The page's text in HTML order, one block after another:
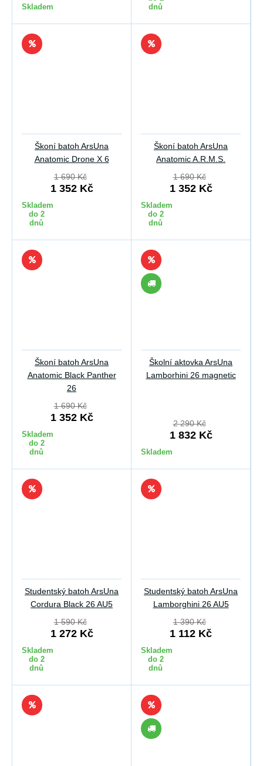
Skladem
dnů
Škoní batoh ArsUna
Anatomic Drone X 6
1 690 Kč
1 352 Kč
Skladem
do 2
dnů
Škoní batoh ArsUna
Anatomic A.R.M.S.
1 690 Kč
1 352 Kč
Skladem
do 2
dnů
Škoní batoh ArsUna
Anatomic Black Panther
26
1 690 Kč
1 352 Kč
Skladem
do 2
dnů
Školní aktovka ArsUna
Lamborhini 26 magnetic
2 290 Kč
1 832 Kč
Skladem
Studentský batoh ArsUna
Cordura Black 26 AU5
1 590 Kč
1 272 Kč
Skladem
do 2
dnů
Studentský batoh ArsUna
Lamborghini 26 AU5
1 390 Kč
1 112 Kč
Skladem
do 2
dnů